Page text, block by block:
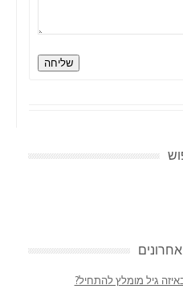
שליחה
גיל מומלץ להתחיל?